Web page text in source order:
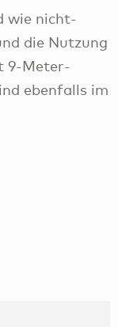
wie nicht-
die Nutzung
9-Meter-
ebenfalls im